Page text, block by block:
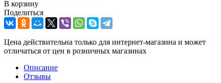
В корзину
Поделиться
Цена действительна только для интернет-магазина и может
отличаться от цен в розничных магазинах
Описание
Отзывы